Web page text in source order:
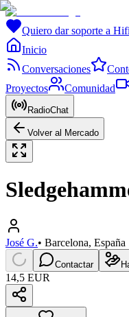
Quiero dar soporte a
Inicio
Conversaciones
Proyectos
Comunidad
RadioChat
Volver al Mercado
José G.• Barcelona, España
Contactar
14,5 EUR